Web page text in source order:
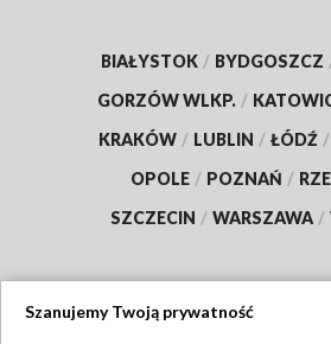
BIAŁYSTOK / BYDGOSZCZ
GORZÓW WLKP. /
KRAKÓW / LUBLIN / ŁÓDŹ /
OPOLE / POZNAŃ /
SZCZECIN / WARSZAWA /
Szanujemy Twoją prywatność